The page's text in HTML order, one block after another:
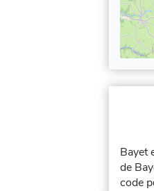
Bayet
de
code